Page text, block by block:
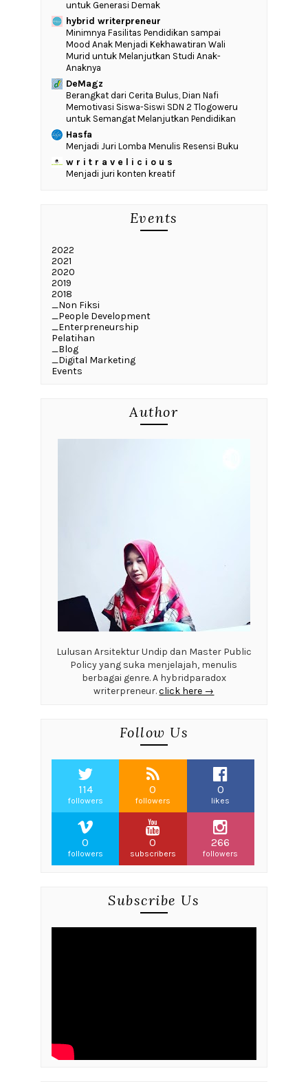
untuk Generasi Demak
hybrid writerpreneur
‎Minimnya Fasilitas Pendidikan sampai
Mood Anak Menjadi Kekhawatiran Wali
Murid untuk Melanjutkan Studi Anak-
Anaknya
DeMagz
‎Berangkat dari Cerita Bulus, Dian Nafi
Memotivasi Siswa-Siswi SDN 2 Tlogoweru
untuk Semangat Melanjutkan Pendidikan
Hasfa
Menjadi Juri Lomba Menulis Resensi Buku
w r i t r a v e l i c i o u s
Menjadi juri konten kreatif
Events
2022
2021
2020
2019
2018
_Non Fiksi
_People Development
_Enterpreneurship
Pelatihan
_Blog
_Digital Marketing
Events
Author
Lulusan Arsitektur Undip dan Master Public
Policy yang suka menjelajah, menulis
berbagai genre. A hybridparadox
writerpreneur.click here →
Follow Us
114
followers
0
followers
0
likes
0
followers
0
subscribers
266
followers
Subscribe Us